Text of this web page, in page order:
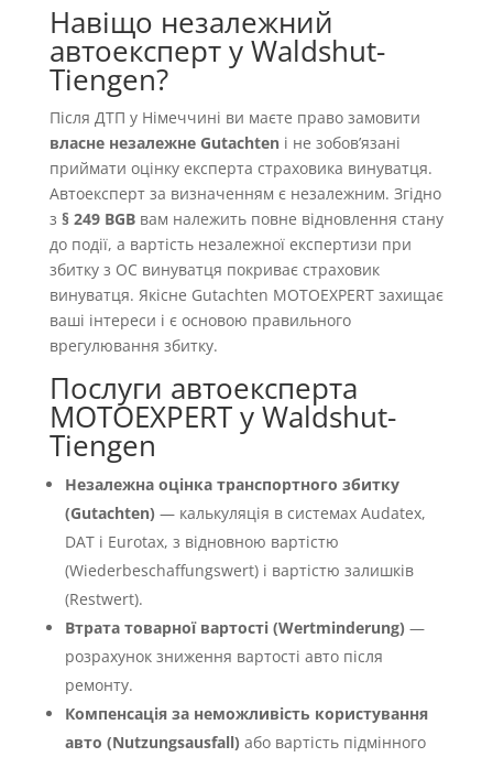
Навіщо незалежний
автоексперт у Waldshut-
Tiengen?
Після ДТП у Німеччині ви маєте право замовити
власне незалежне Gutachtenі не зобовʼязані
приймати оцінку експерта страховика винуватця.
Автоексперт за визначенням є незалежним. Згідно
з § 249 BGBвам належить повне відновлення стану
до події, а вартість незалежної експертизи при
збитку з OC винуватця покриває страховик
винуватця. Якісне Gutachten MOTOEXPERT захищає
ваші інтереси і є основою правильного
врегулювання збитку.
Послуги автоексперта
MOTOEXPERT у Waldshut-
Tiengen
Незалежна оцінка транспортного збитку
(Gutachten) — калькуляція в системах Audatex,
DAT і Eurotax, з відновною вартістю
(Wiederbeschaffungswert) і вартістю залишків
(Restwert).
Втрата товарної вартості (Wertminderung) —
розрахунок зниження вартості авто після
ремонту.
Компенсація за неможливість користування
авто (Nutzungsausfall) або вартість підмінного